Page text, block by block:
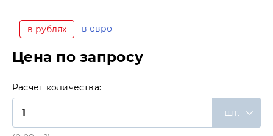
в рублях в евро
Цена по запросу
Расчет количества:
шт.